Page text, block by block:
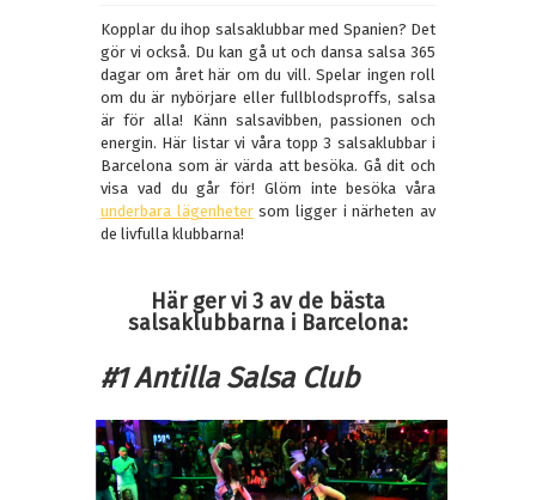
Kopplar du ihop salsaklubbar med Spanien? Det
gör vi också. Du kan gå ut och dansa salsa 365
dagar om året här om du vill. Spelar ingen roll
om du är nybörjare eller fullblodsproffs, salsa
är för alla! Känn salsavibben, passionen och
energin. Här listar vi våra topp 3 salsaklubbar i
Barcelona som är värda att besöka. Gå dit och
visa vad du går för! Glöm inte besöka våra
underbara lägenhetersom ligger i närheten av
de livfulla klubbarna!
Här ger vi 3 av de bästa
salsaklubbarna i Barcelona:
#1 Antilla Salsa Club